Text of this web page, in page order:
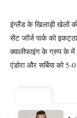
इंग्लैंड के खिलाड़ी खेलों
सेंट जॉर्ज पार्क को
क्वालीफाइंग के ग्रुप के
एंडोरा और सर्बिया को